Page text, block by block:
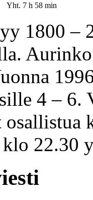
Yht. 7 h 58 min
1800 –
4 – 6.
22.30